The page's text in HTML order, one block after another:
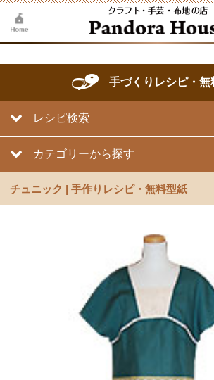
手づくりレシピ・無
レシピ検索
カテゴリーから探す
チュニック | 手作りレシピ・無料型紙